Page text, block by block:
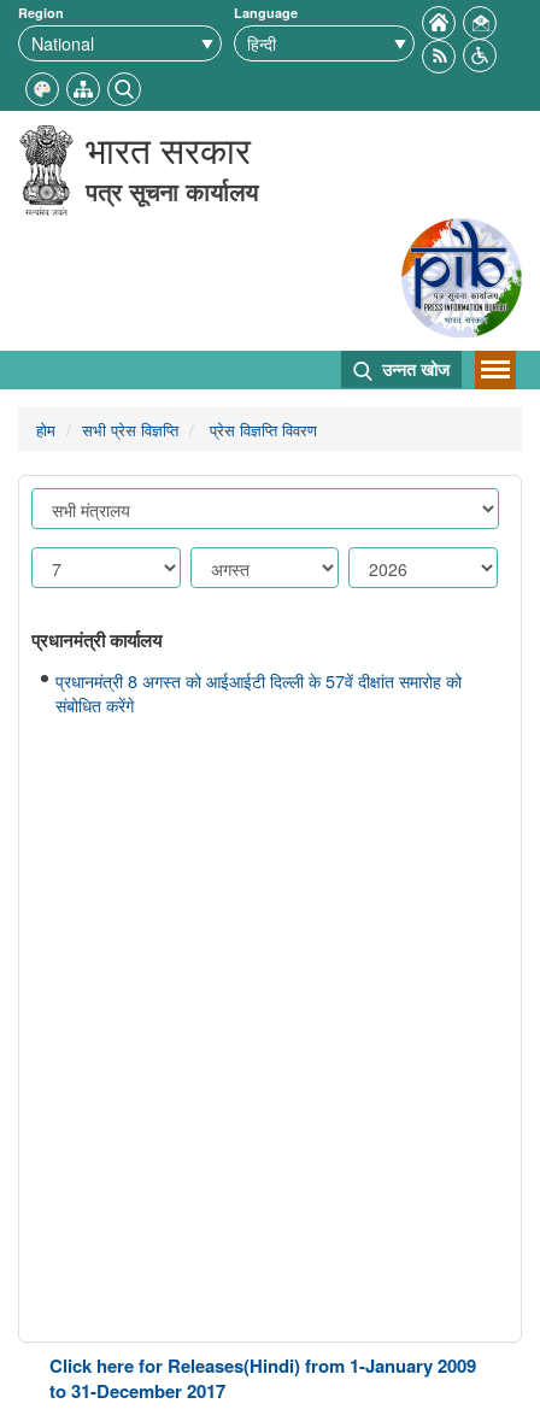
Region Language
भारत सरकार
पत्र सूचना कार्यालय
उन्नत खोज
होम सभी प्रेस विज्ञप्ति प्रेस विज्ञप्ति विवरण
प्रधानमंत्री कार्यालय
प्रधानमंत्री 8 अगस्त को आईआईटी दिल्ली के 57वें दीक्षांत समारोह को
संबोधित करेंगे
Click here for Releases(Hindi) from 1-January 2009
to 31-December 2017